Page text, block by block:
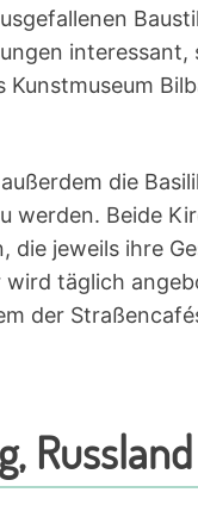
Kunstmuseum
die
werden. Beide
die jeweils ihre
täglich
der
Russland